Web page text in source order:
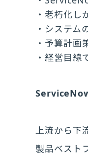
老朽化し
システム
予算計画
経営目線
上流から下
製品ベスト